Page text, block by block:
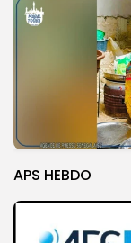
APS HEBDO